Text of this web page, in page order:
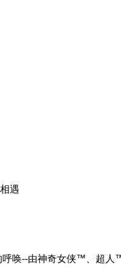
遇
呼唤--由神奇女侠™、超